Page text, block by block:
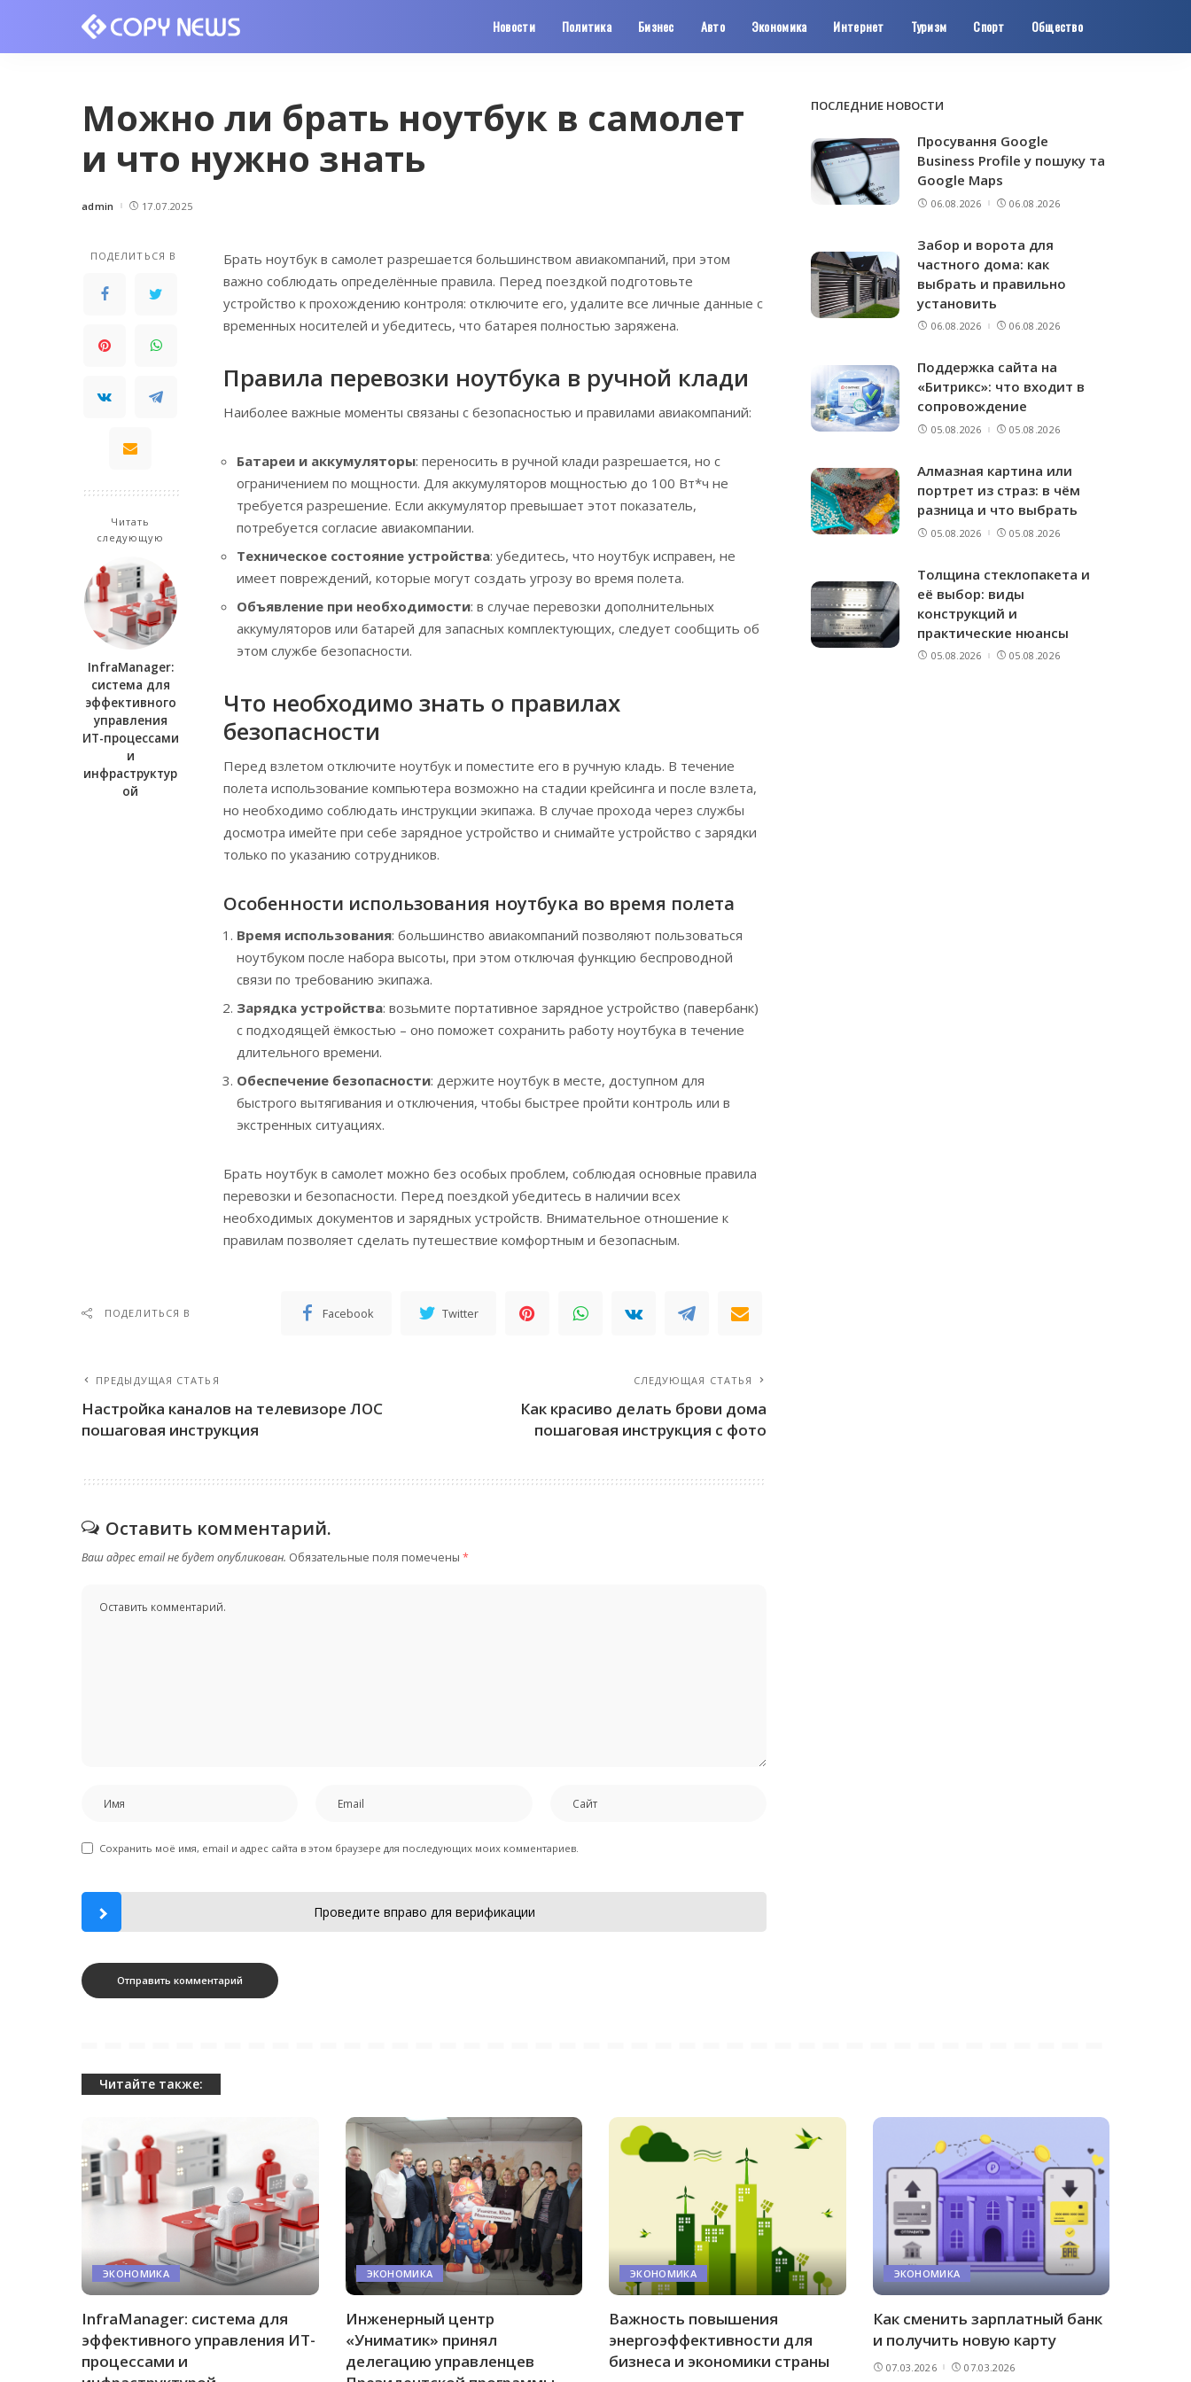
Новости Политика Бизнес Авто Экономика Интернет Туризм Спорт Общество
Можно ли брать ноутбук в самолет
и что нужно знать
Posted
admin 17.07.2025
ПОДЕЛИТЬСЯ В
Читать
следующую
InfraManager:
система для
эффективного
управления
ИТ-процессами
и
инфраструктур
ой
Брать ноутбук в самолет разрешается большинством авиакомпаний, при этом
важно соблюдать определённые правила. Перед поездкой подготовьте
устройство к прохождению контроля: отключите его, удалите все личные данные с
временных носителей и убедитесь, что батарея полностью заряжена.
Правила перевозки ноутбука в ручной клади
Наиболее важные моменты связаны с безопасностью и правилами авиакомпаний:
Батареи и аккумуляторы: переносить в ручной клади разрешается, но с
ограничением по мощности. Для аккумуляторов мощностью до 100 Вт*ч не
требуется разрешение. Если аккумулятор превышает этот показатель,
потребуется согласие авиакомпании.
Техническое состояние устройства: убедитесь, что ноутбук исправен, не
имеет повреждений, которые могут создать угрозу во время полета.
Объявление при необходимости: в случае перевозки дополнительных
аккумуляторов или батарей для запасных комплектующих, следует сообщить об
этом службе безопасности.
Что необходимо знать о правилах
безопасности
Перед взлетом отключите ноутбук и поместите его в ручную кладь. В течение
полета использование компьютера возможно на стадии крейсинга и после взлета,
но необходимо соблюдать инструкции экипажа. В случае прохода через службы
досмотра имейте при себе зарядное устройство и снимайте устройство с зарядки
только по указанию сотрудников.
Особенности использования ноутбука во время полета
Время использования: большинство авиакомпаний позволяют пользоваться
ноутбуком после набора высоты, при этом отключая функцию беспроводной
связи по требованию экипажа.
Зарядка устройства: возьмите портативное зарядное устройство (павербанк)
с подходящей ёмкостью – оно поможет сохранить работу ноутбука в течение
длительного времени.
Обеспечение безопасности: держите ноутбук в месте, доступном для
быстрого вытягивания и отключения, чтобы быстрее пройти контроль или в
экстренных ситуациях.
Брать ноутбук в самолет можно без особых проблем, соблюдая основные правила
перевозки и безопасности. Перед поездкой убедитесь в наличии всех
необходимых документов и зарядных устройств. Внимательное отношение к
правилам позволяет сделать путешествие комфортным и безопасным.
ПОДЕЛИТЬСЯ В Facebook Twitter
ПРЕДЫДУЩАЯ СТАТЬЯ
Настройка каналов на телевизоре ЛОС
пошаговая инструкция
СЛЕДУЮЩАЯ СТАТЬЯ
Как красиво делать брови дома
пошаговая инструкция с фото
Оставить комментарий.
Ваш адрес email не будет опубликован. Обязательные поля помечены *
Сохранить моё имя, email и адрес сайта в этом браузере для последующих моих комментариев.
Проведите вправо для верификации
ПОСЛЕДНИЕ НОВОСТИ
Просування Google
Business Profile у пошуку та
Google Maps
06.08.2026 06.08.2026
Забор и ворота для
частного дома: как
выбрать и правильно
установить
06.08.2026 06.08.2026
Поддержка сайта на
«Битрикс»: что входит в
сопровождение
05.08.2026 05.08.2026
Алмазная картина или
портрет из страз: в чём
разница и что выбрать
05.08.2026 05.08.2026
Толщина стеклопакета и
её выбор: виды
конструкций и
практические нюансы
05.08.2026 05.08.2026
Читайте также:
ЭКОНОМИКА
InfraManager: система для
эффективного управления ИТ-
процессами и
ЭКОНОМИКА
Инженерный центр
«Униматик» принял
делегацию управленцев
ЭКОНОМИКА
Важность повышения
энергоэффективности для
бизнеса и экономики страны
ЭКОНОМИКА
Как сменить зарплатный банк
и получить новую карту
07.03.2026 07.03.2026